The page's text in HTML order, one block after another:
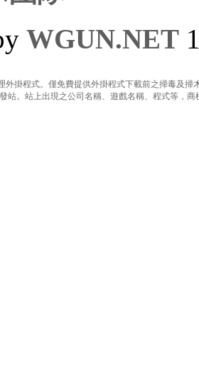
WGUN.NET
掛程式。僅免費提供外掛程式下載前之掃毒及掃
站。站上出現之公司名稱、遊戲名稱、程式等，